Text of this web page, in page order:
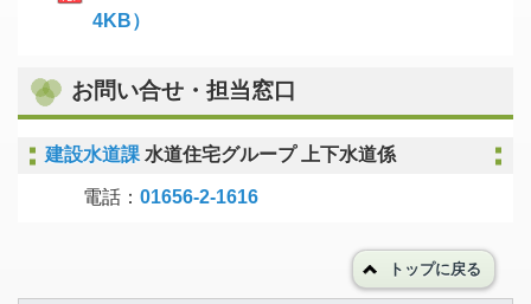
4KB）
お問い合せ・担当窓口
建設水道課 水道住宅グループ 上下水道係
電話： 01656-2-1616
トップに戻る